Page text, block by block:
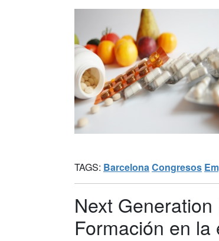
TAGS: Barcelona Congresos
Next
Formación en la